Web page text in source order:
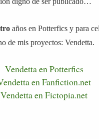
años en Potterfics y para
de mis proyectos: Vendetta.
Vendetta en Potterfics
en Fanfiction.net
Vendetta en Fictopia.net